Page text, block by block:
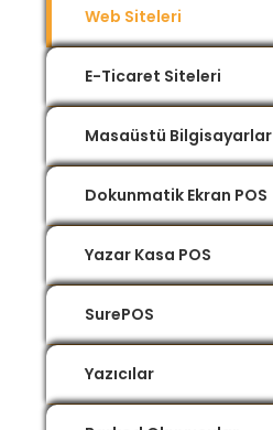
Web Siteleri
E-Ticaret Siteleri
Masaüstü Bilgisayarlar
Dokunmatik Ekran POS
Yazar Kasa POS
SurePOS
Yazıcılar